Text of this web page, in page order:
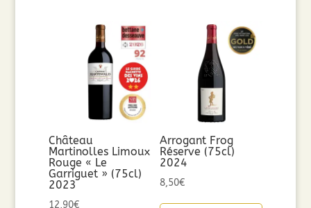
Château
Martinolles Limoux
Rouge « Le
Garriguet » (75cl)
2023
12,90€
Arrogant Frog
Réserve (75cl)
2024
8,50€